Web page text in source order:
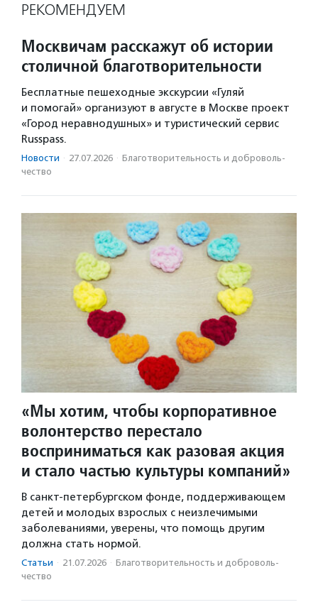
РЕКОМЕНДУЕМ
Москвичам расскажут об истории
столичной благотворительности
Бесплатные пешеходные экскурсии «Гуляй
и помогай» организуют в августе в Москве проект
«Город неравнодушных» и туристический сервис
Russpass.
Новости · 27.07.2026 · Благотвори­тель­ность и доброволь­
чест­во
«Мы хотим, чтобы корпоративное
волонтерство перестало
восприниматься как разовая акция
и стало частью культуры компаний»
В санкт-петербургском фонде, поддерживающем
детей и молодых взрослых с неизлечимыми
заболеваниями, уверены, что помощь другим
должна стать нормой.
Статьи · 21.07.2026 · Благотвори­тель­ность и доброволь­
чест­во